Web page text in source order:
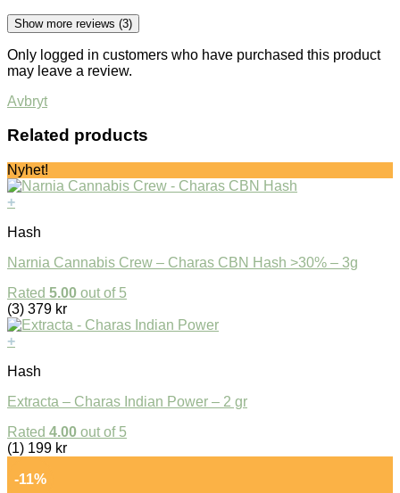
Show more reviews (3)
Only logged in customers who have purchased this product
may leave a review.
Avbryt
Related products
Nyhet!
+
Hash
Narnia Cannabis Crew – Charas CBN Hash >30% – 3g
Rated 5.00 out of 5
(3) 379 kr
+
Hash
Extracta – Charas Indian Power – 2 gr
Rated 4.00 out of 5
(1) 199 kr
-11%